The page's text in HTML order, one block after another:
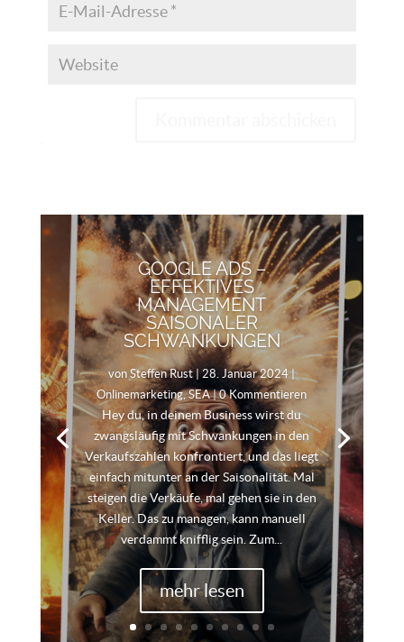
GOOGLE ADS –
EFFEKTIVES
MANAGEMENT
SAISONALER
SCHWANKUNGEN
vonSteffen Rust|28. Januar 2024|
Onlinemarketing,SEA| 0 Kommentieren
Hey du, in deinem Business wirst du
zwangsläufig mit Schwankungen in den
Verkaufszahlen konfrontiert, und das liegt
einfach mitunter an der Saisonalität. Mal
steigen die Verkäufe, mal gehen sie in den
Keller. Das zu managen, kann manuell
verdammt knifflig sein. Zum...
mehr lesen